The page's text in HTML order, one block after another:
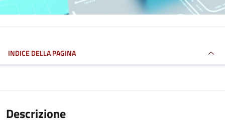
INDICE DELLA PAGINA
Descrizione